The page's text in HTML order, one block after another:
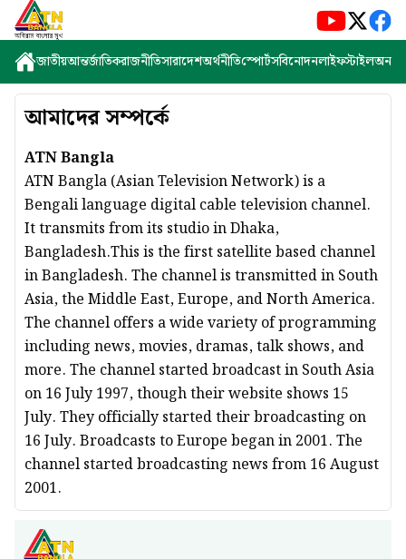
জাতীয়আন্তর্জাতিকরাজনীতিসারাদেশঅর্থনীতিস্পোর্টসবিনোদনলাইফস্টাইল
আমাদের সম্পর্কে
ATN Bangla
ATN Bangla (Asian Television Network) is a
Bengali language digital cable television channel.
It transmits from its studio in Dhaka,
Bangladesh.This is the first satellite based channel
in Bangladesh. The channel is transmitted in South
Asia, the Middle East, Europe, and North America.
The channel offers a wide variety of programming
including news, movies, dramas, talk shows, and
more. The channel started broadcast in South Asia
on 16 July 1997, though their website shows 15
July. They officially started their broadcasting on
16 July. Broadcasts to Europe began in 2001. The
channel started broadcasting news from 16 August
2001.